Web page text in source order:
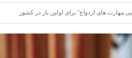
های ازدواج” برای اولین بار در کشور